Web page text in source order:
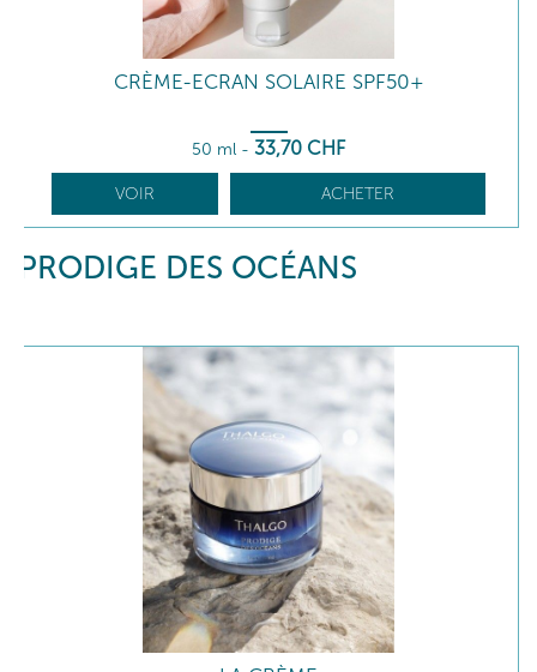
CRÈME-ECRAN SOLAIRE SPF50+
50 ml - 33,70 CHF
VOIR ACHETER
PRODIGE DES OCÉANS